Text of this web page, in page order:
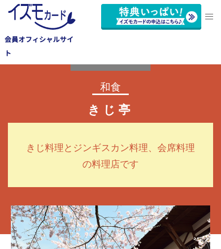
会員オフィシャルサイ
ト
和食
きじ亭
きじ料理とジンギスカン料理、会席料理
の料理店です